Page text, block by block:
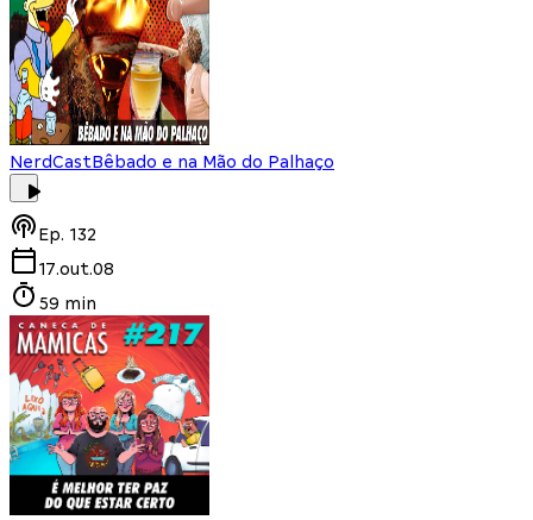
NerdCastBêbado e na Mão do Palhaço
Ep. 132
17.out.08
59 min